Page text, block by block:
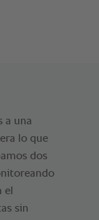
a una
lo que
dos
el
sin